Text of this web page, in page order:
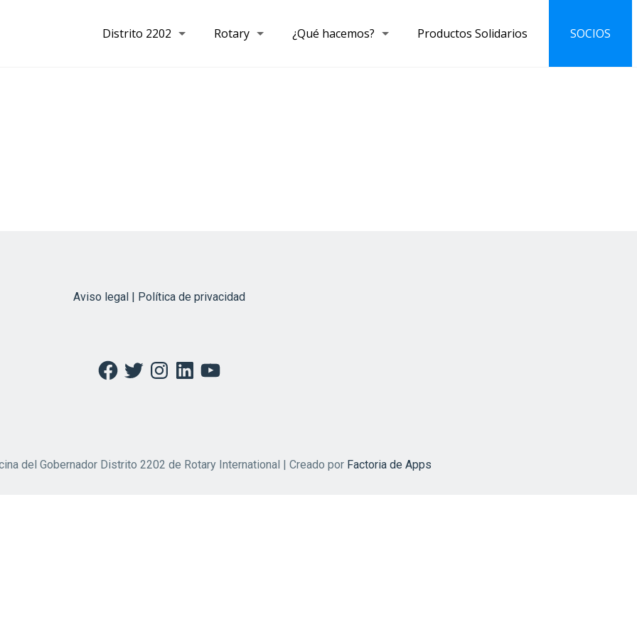
Distrito 2202 Rotary ¿Qué hacemos? Productos Solidarios SOCIOS
Aviso legal | Política de privacidad
Facebook
TwitterInstagramLinkedInYouTube
del Gobernador Distrito 2202 de Rotary International | Creado por Factoria de Apps